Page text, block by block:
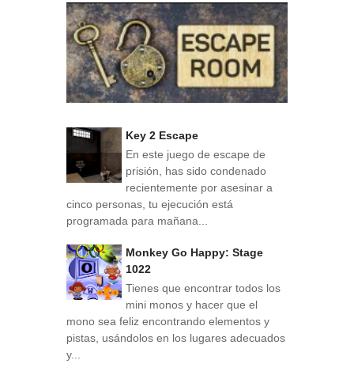
Key 2 Escape
En este juego de escape de
prisión, has sido condenado
recientemente por asesinar a
cinco personas, tu ejecución está
programada para mañana...
Monkey Go Happy: Stage
1022
Tienes que encontrar todos los
mini monos y hacer que el
mono sea feliz encontrando elementos y
pistas, usándolos en los lugares adecuados
y...